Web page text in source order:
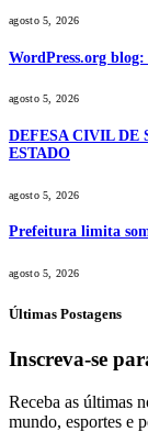
agosto 5, 2026
WordPress.org blog:
agosto 5, 2026
DEFESA CIVIL DE
ESTADO
agosto 5, 2026
Prefeitura limita
agosto 5, 2026
Últimas Postagens
Inscreva-se
Receba as últimas
mundo, esportes e